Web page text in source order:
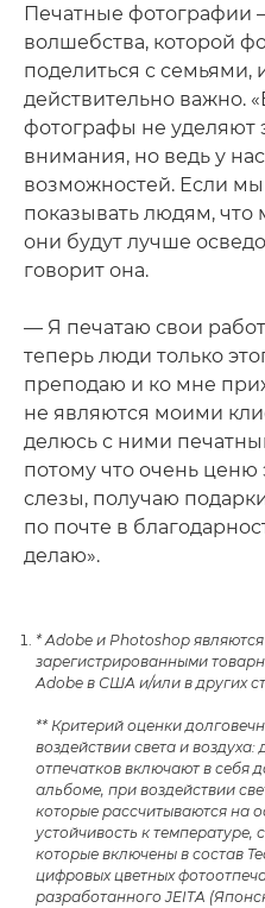
Печатные фотографии
волшебства, которой
поделиться с семьями,
действительно важно.
фотографы не уделяют
внимания, но ведь у
возможностей. Если
показывать людям,
они будут лучше
говорит она.
— Я печатаю свои
теперь люди только
преподаю и ко мне
не являются моими
делюсь с ними
потому что очень
слезы, получаю
по почте в
делаю».
* Adobe и Photoshop
зарегистрированными
Adobe в США и/или в других
** Критерий оценки
воздействии света и
отпечатков включают в себя
альбоме, при воздействии
которые рассчитываются на
устойчивость к температуре,
которые включены в состав
цифровых цветных
разработанного JEITA